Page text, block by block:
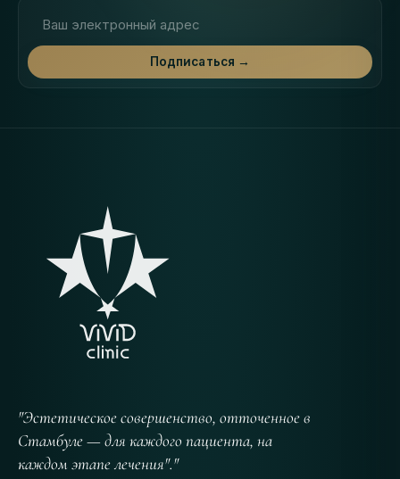
Подписаться →
"Эстетическое совершенство, отточенное в
Стамбуле — для каждого пациента, на
каждом этапе лечения"."